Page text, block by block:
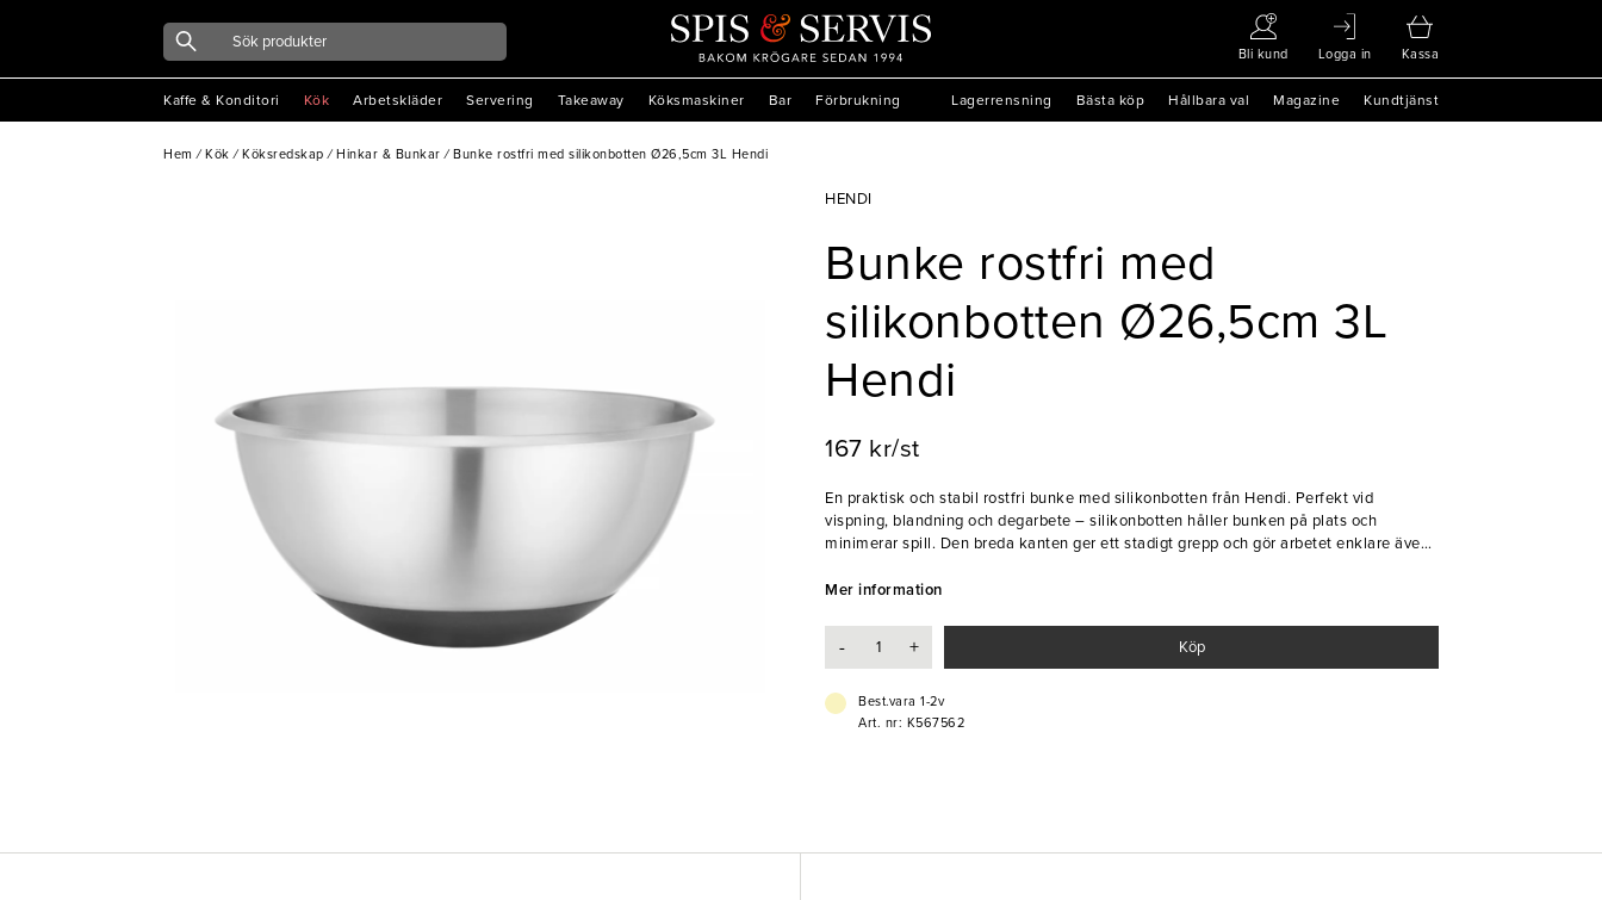
Bli kund Logga in Kassa
Kaffe & Konditori Kök Arbetskläder Servering Takeaway Köksmaskiner Bar Förbrukning Lagerrensning Bästa köp Hållbara val Magazine Kundtjänst
Hem / Kök / Köksredskap / Hinkar & Bunkar / Bunke rostfri med silikonbotten Ø26,5cm 3L Hendi
HENDI
Bunke rostfri med
silikonbotten Ø26,5cm 3L
Hendi
167 kr/st
En praktisk och stabil rostfri bunke med silikonbotten från Hendi. Perfekt vid
vispning, blandning och degarbete – silikonbotten håller bunken på plats och
minimerar spill. Den breda kanten ger ett stadigt grepp och gör arbetet enklare även
förvaring.
- Lämplig för vispning, blandning och bakning
Mer information
- + Köp
Best.vara 1-2v
Art. nr: K567562